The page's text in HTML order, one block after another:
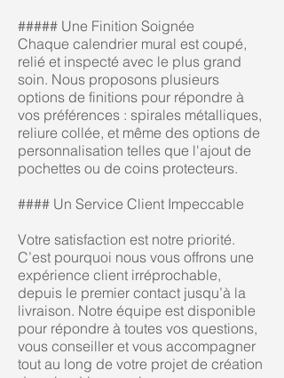
##### Une Finition Soignée
Chaque calendrier mural est coupé,
relié et inspecté avec le plus grand
soin. Nous proposons plusieurs
options de finitions pour répondre à
vos préférences : spirales métalliques,
reliure collée, et même des options de
personnalisation telles que l'ajout de
pochettes ou de coins protecteurs.
#### Un Service Client Impeccable
Votre satisfaction est notre priorité.
C’est pourquoi nous vous offrons une
expérience client irréprochable,
depuis le premier contact jusqu’à la
livraison. Notre équipe est disponible
pour répondre à toutes vos questions,
vous conseiller et vous accompagner
tout au long de votre projet de création